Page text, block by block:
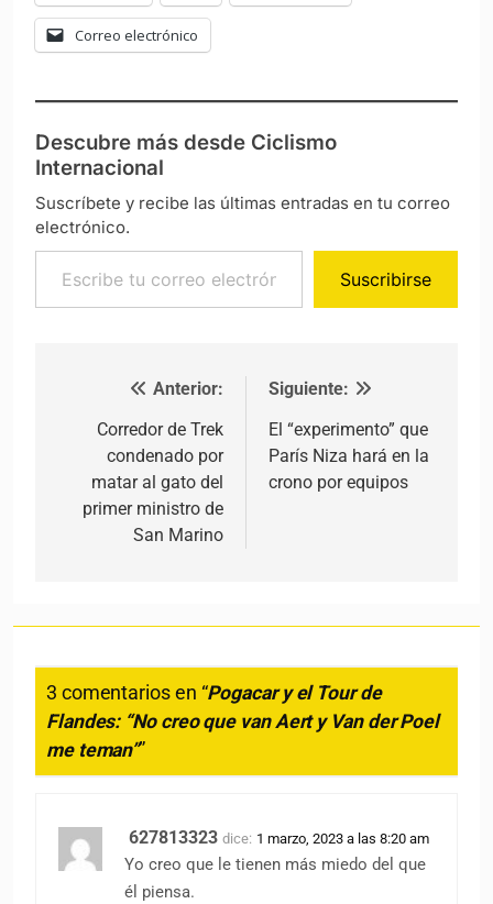
Correo electrónico
Descubre más desde Ciclismo
Internacional
Suscríbete y recibe las últimas entradas en tu correo
electrónico.
Escribe tu correo electrónico…
Suscribirse
Navegación de entradas
Anterior:
Corredor de Trek
condenado por
matar al gato del
primer ministro de
San Marino
Siguiente:
El “experimento” que
París Niza hará en la
crono por equipos
3 comentarios en “Pogacar y el Tour de
Flandes: “No creo que van Aert y Van der Poel
me teman””
627813323 dice: 1 marzo, 2023 a las 8:20 am
Yo creo que le tienen más miedo del que
él piensa.